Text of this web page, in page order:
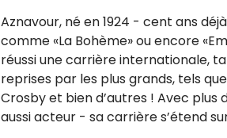
Aznavour, né en 1924 - cent ans
comme «La Bohème» ou encore
réussi une carrière internationale,
reprises par les plus grands, tels
Crosby et bien d’autres ! Avec plus
aussi acteur - sa carrière s’étend